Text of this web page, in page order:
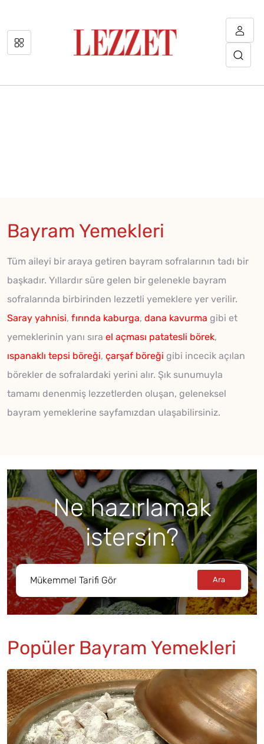
Bayram Yemekleri
Tüm aileyi bir araya getiren bayram sofralarının tadı bir
başkadır. Yıllardır süre gelen bir gelenekle bayram
sofralarında birbirinden lezzetli yemeklere yer verilir.
Saray yahnisi, fırında kaburga, dana kavurma gibi et
yemeklerinin yanı sıra el açması patatesli börek,
ıspanaklı tepsi böreği, çarşaf böreği gibi incecik açılan
börekler de sofralardaki yerini alır. Şık sunumuyla
tamamı denenmiş lezzetlerden oluşan, geleneksel
bayram yemeklerine sayfamızdan ulaşabilirsiniz.
Ne hazırlamak
istersin?
Popüler Bayram Yemekleri